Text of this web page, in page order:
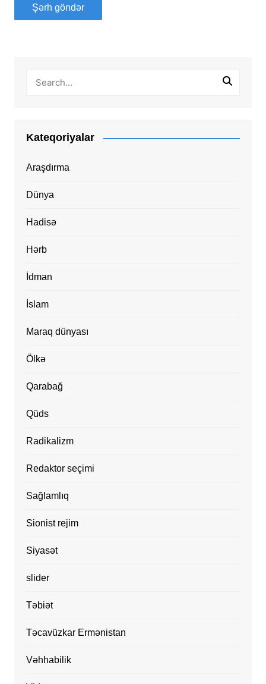
Kateqoriyalar
Araşdırma
Dünya
Hadisə
Hərb
İdman
İslam
Maraq dünyası
Ölkə
Qarabağ
Qüds
Radikalizm
Redaktor seçimi
Sağlamlıq
Sionist rejim
Siyasət
slider
Təbiət
Təcavüzkar Ermənistan
Vəhhabilik